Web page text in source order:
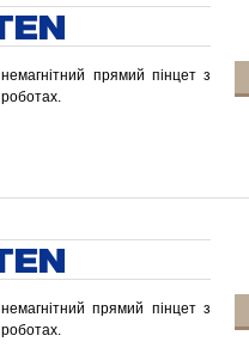
прямий пінцет з
роботах.
прямий пінцет з
роботах.